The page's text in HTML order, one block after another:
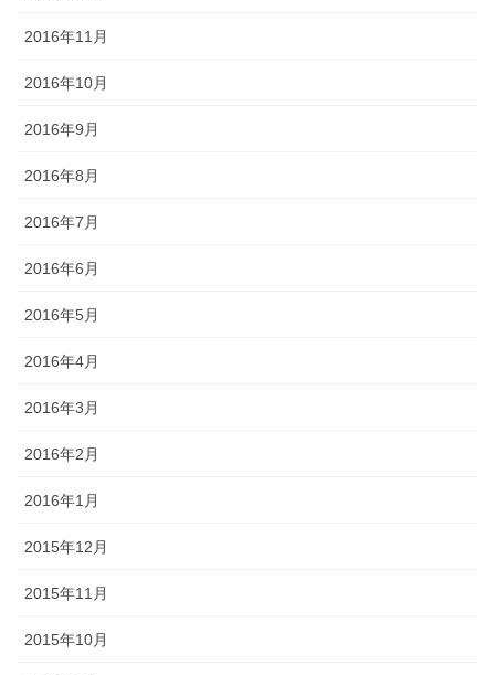
2016年11月
2016年10月
2016年9月
2016年8月
2016年7月
2016年6月
2016年5月
2016年4月
2016年3月
2016年2月
2016年1月
2015年12月
2015年11月
2015年10月